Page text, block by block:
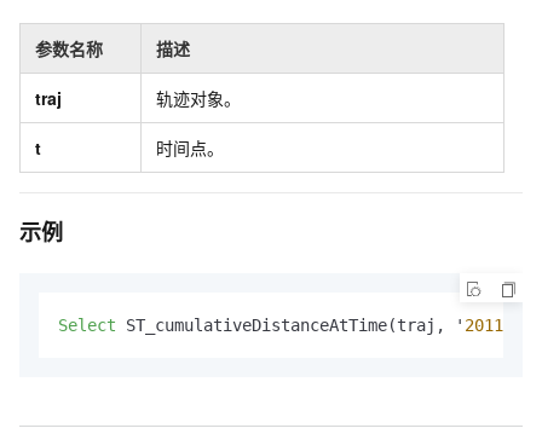
参数名称 描述
traj 轨迹对象。
t 时间点。
示例
Select ST_cumulativeDistanceAtTime(traj, ' 2011